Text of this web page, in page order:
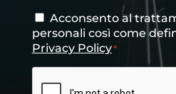
Consenso*
Acconsento al
personali così come
Privacy Policy*